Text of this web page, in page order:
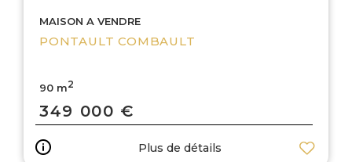
MAISON A VENDRE
PONTAULT COMBAULT
90 m2
349 000 €
Plus de détails